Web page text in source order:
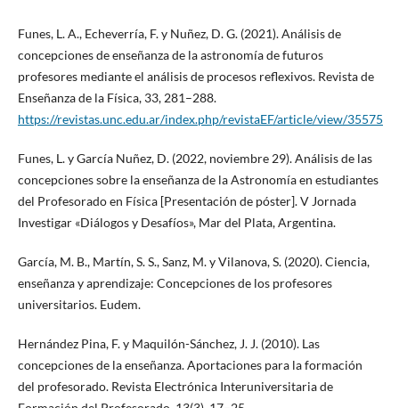
Funes, L. A., Echeverría, F. y Nuñez, D. G. (2021). Análisis de
concepciones de enseñanza de la astronomía de futuros
profesores mediante el análisis de procesos reflexivos. Revista de
Enseñanza de la Física, 33, 281–288.
https://revistas.unc.edu.ar/index.php/revistaEF/article/view/35575
Funes, L. y García Nuñez, D. (2022, noviembre 29). Análisis de las
concepciones sobre la enseñanza de la Astronomía en estudiantes
del Profesorado en Física [Presentación de póster]. V Jornada
Investigar «Diálogos y Desafíos», Mar del Plata, Argentina.
García, M. B., Martín, S. S., Sanz, M. y Vilanova, S. (2020). Ciencia,
enseñanza y aprendizaje: Concepciones de los profesores
universitarios. Eudem.
Hernández Pina, F. y Maquilón-Sánchez, J. J. (2010). Las
concepciones de la enseñanza. Aportaciones para la formación
del profesorado. Revista Electrónica Interuniversitaria de